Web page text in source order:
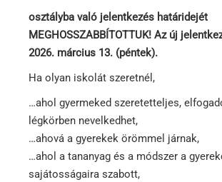
osztályba való jelentkezés határidejét
MEGHOSSZABBÍTOTTUK! Az új
2026. március 13. (péntek).
Ha olyan iskolát szeretnél,
…ahol gyermeked szeretetteljes,
légkörben nevelkedhet,
…ahová a gyerekek örömmel járnak,
…ahol a tananyag és a módszer a
sajátosságaira szabott,